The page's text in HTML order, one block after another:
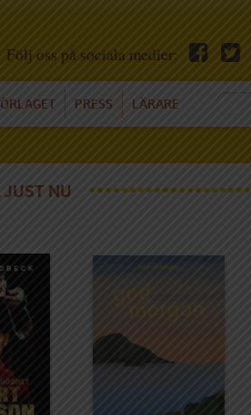
Följ oss på sociala medier:
PRESS LÄRARE
NU